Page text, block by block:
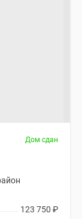
Дом сдан
123 750 ₽